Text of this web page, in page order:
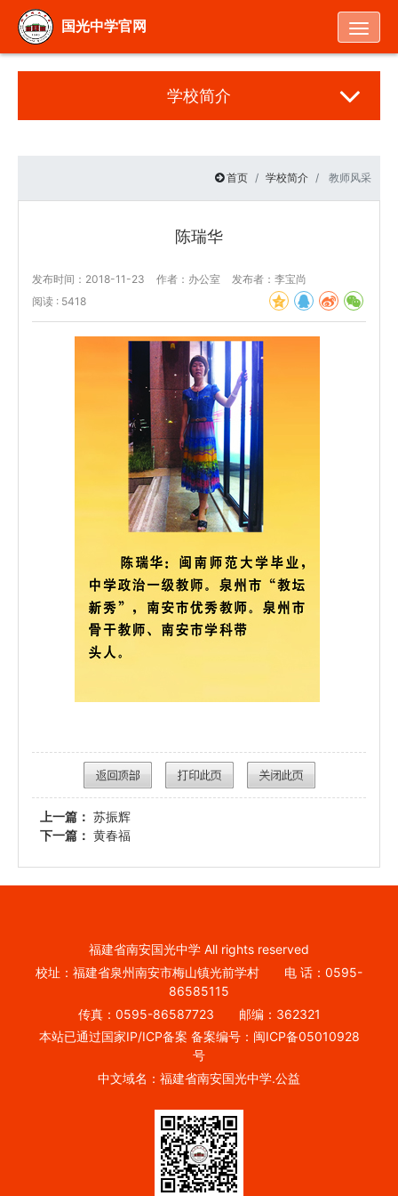
国光中学官网
学校简介
首页 学校简介 教师风采
陈瑞华
发布时间：2018-11-23 作者：办公室
发布者：李宝尚
阅读 : 5418
上一篇： 苏振辉
下一篇： 黄春福
福建省南安国光中学 All rights reserved
校址：福建省泉州南安市梅山镇光前学村 电 话：0595-
86585115
传真：0595-86587723 邮编：362321
本站已通过国家IP/ICP备案 备案编号：闽ICP备05010928
号
中文域名：福建省南安国光中学.公益